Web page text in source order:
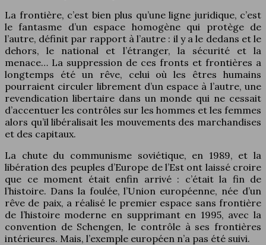
La frontière, c’est bien plus qu’une ligne juridique, c’est
le fantasme d’un espace homogène qui protège de
l’autre, définit par rapport à l’autre : il y a le dedans et le
dehors, le national et l’étranger, la sécurité et la
menace… La suppression de ces fronts et frontières a
longtemps été un rêve, celui où les êtres humains
pourraient circuler librement d’un espace à l’autre, une
revendication libertaire dans un monde qui ne cessait
d’accentuer les contrôles sur les hommes et les femmes
alors qu’il libéralisait les mouvements des marchandises
et des capitaux.
La chute du communisme soviétique, en 1989, et la
libération des peuples d’Europe de l’Est ont laissé croire
que ce moment était enfin arrivé : c’était la fin de
l’histoire. Dans la foulée, l’Union européenne, née d’un
rêve de paix, a réalisé le premier espace sans frontière
de l’histoire moderne en supprimant en 1995, avec la
convention de Schengen, le contrôle à ses frontières
intérieures. Mais, l’exemple européen n’a pas été suivi.